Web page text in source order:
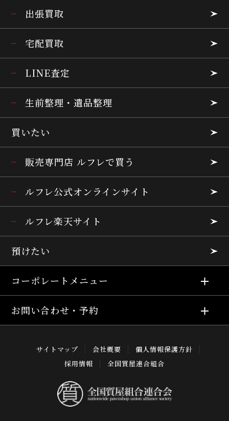
出張買取
宅配買取
LINE査定
生前整理・遺品整理
買いたい
販売専門店 ルフレで買う
ルフレ公式オンラインサイト
ルフレ楽天サイト
預けたい
コーポレートメニュー
お問い合わせ・予約
サイトマップ 会社概要
個人情報保護方針
採用情報
全国質屋連合組合